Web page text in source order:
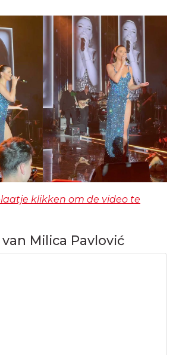
klikken om de video te
Milica Pavlović